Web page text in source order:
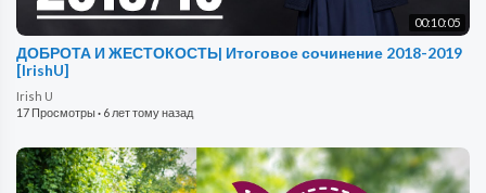
00:10:05
ДОБРОТА И ЖЕСТОКОСТЬ| Итоговое сочинение 2018-2019
[IrishU]
Irish U
17 Просмотры· 6 лет тому назад